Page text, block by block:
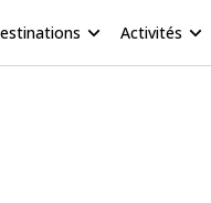
Activités